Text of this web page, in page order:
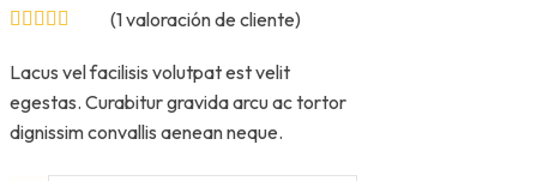
(1valoración de cliente)
Lacus vel facilisis volutpat est velit
egestas. Curabitur gravida arcu ac tortor
dignissim convallis aenean neque.